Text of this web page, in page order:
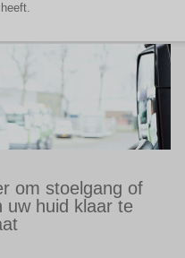
om stoelgang of
uw huid klaar te